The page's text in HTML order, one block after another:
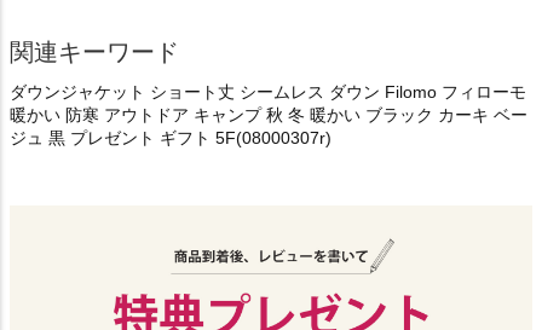
関連キーワード
ダウンジャケット ショート丈 シームレス ダウン Filomo フィローモ
暖かい 防寒 アウトドア キャンプ 秋 冬 暖かい ブラック カーキ ベー
ジュ 黒 プレゼント ギフト 5F(08000307r)